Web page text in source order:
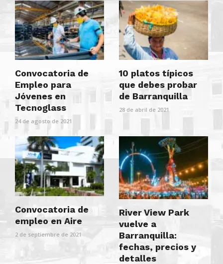
Convocatoria de
Empleo para
Jóvenes en
Tecnoglass
24 de agosto de 2021
10 platos típicos
que debes probar
de Barranquilla
28 de abril de 2021
Convocatoria de
empleo en Aire
2 de septiembre de 2021
River View Park
vuelve a
Barranquilla:
fechas, precios y
detalles